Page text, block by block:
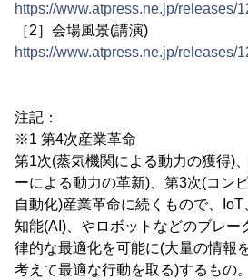
https://www.atpress.ne.jp/releases/
［2］会場風景(講演)
https://www.atpress.ne.jp/releases/
注記：
※1 第4次産業革命
第1次(蒸気機関による動力の獲得)
ーによる動力の革新)、第3次(コン
自動化)産業革命に続くもので、
知能(AI)、やロボットなどのブレー
律的な最適化を可能に(大量の情報
考えて最適な行動を取る)するもの。